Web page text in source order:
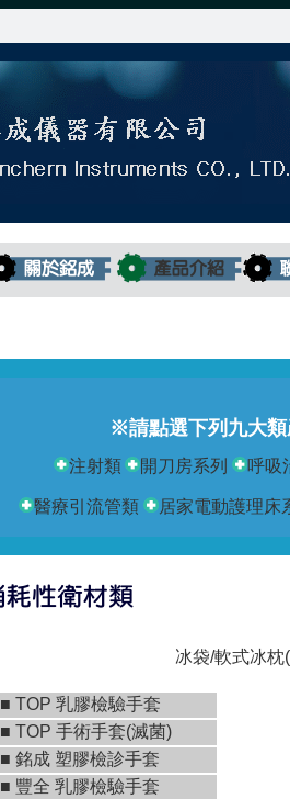
※請點選下列九大
注射類 開刀房系列 呼吸
醫療引流管類 居家電動護理床
冰袋/軟式冰枕
■ TOP 乳膠檢驗手套
■ TOP 手術手套(滅菌)
■ 銘成 塑膠檢診手套
■ 豐全 乳膠檢驗手套